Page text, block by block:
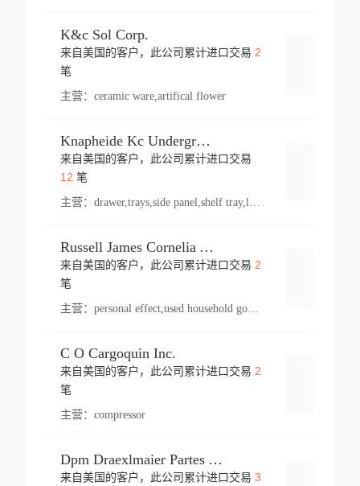
K&c Sol Corp.
来自美国的客户，此公司累计进口交易 2
笔
主营： ceramic ware,artifical flower
Knapheide Kc Underground
来自美国的客户，此公司累计进口交易
12 笔
主营：
Russell James Cornelia Arlington Va
来自美国的客户，此公司累计进口交易 2
笔
主营： personal effect,used household goods
C O Cargoquin Inc.
来自美国的客户，此公司累计进口交易 2
笔
主营： compressor
Dpm Draexlmaier Partes Automotrices Corr Ind Huejotzingo
来自美国的客户，此公司累计进口交易 3